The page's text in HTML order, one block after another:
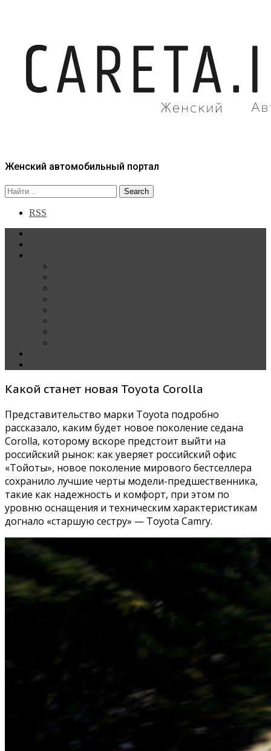
Женский автомобильный портал
RSS
Какой станет новая Toyota Corolla
Представительство марки Toyota подробно
рассказало, каким будет новое поколение седана
Corolla, которому вскоре предстоит выйти на
российский рынок: как уверяет российский офис
«Тойоты», новое поколение мирового бестселлера
сохранило лучшие черты модели-предшественника,
такие как надежность и комфорт, при этом по
уровню оснащения и техническим характеристикам
догнало «старшую сестру» — Toyota Camry.